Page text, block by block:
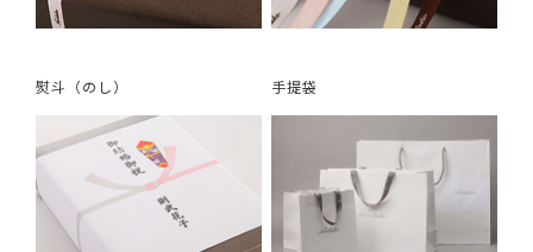
熨斗（のし） 手提袋